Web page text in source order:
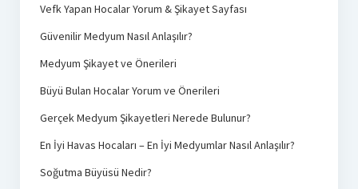
Vefk Yapan Hocalar Yorum & Şikayet Sayfası
Güvenilir Medyum Nasıl Anlaşılır?
Medyum Şikayet ve Önerileri
Büyü Bulan Hocalar Yorum ve Önerileri
Gerçek Medyum Şikayetleri Nerede Bulunur?
En İyi Havas Hocaları – En İyi Medyumlar Nasıl Anlaşılır?
Soğutma Büyüsü Nedir?